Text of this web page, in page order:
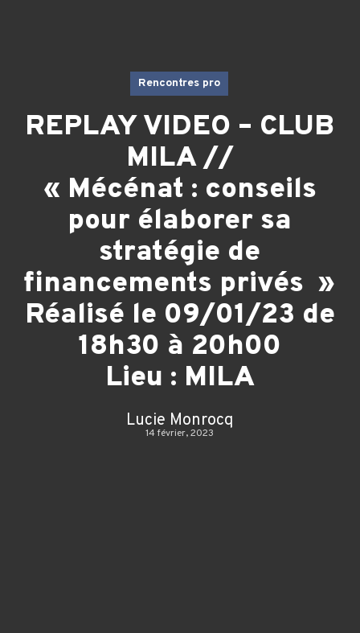
Rencontres pro
REPLAY VIDEO – CLUB
MILA //
« Mécénat : conseils
pour élaborer sa
stratégie de
financements privés »
Réalisé le 09/01/23 de
18h30 à 20h00
Lieu : MILA
Lucie Monrocq
14 février, 2023